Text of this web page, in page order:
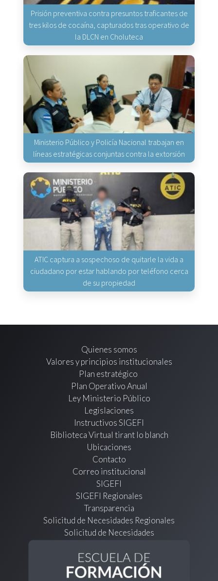
Prisión preventiva contra presuntos traficantes de
tres kilos de cocaína, capturados tras operativo de
la DLCN en Choluteca
Ministerio Público y Policía Nacional trabajan en
líneas estratégicas conjuntas contra la extorsión
ATIC captura a sospechoso de quitarle la vida a
ciudadano por estar hablando por teléfono cerca
de su propiedad
Quienes somos
Valores y principios institucionales
Plan estratégico
Plan Operativo Anual
Ley Ministerio Público
Legislaciones
Instructivos SIGEFI
Biblioteca Virtual tirant lo blanch
Ubicaciones
Contacto
Correo institucional
SIGEFI
SIGEFI Regionales
Transparencia
Solicitud de Necesidades Regionales
Solicitud de Necesidades